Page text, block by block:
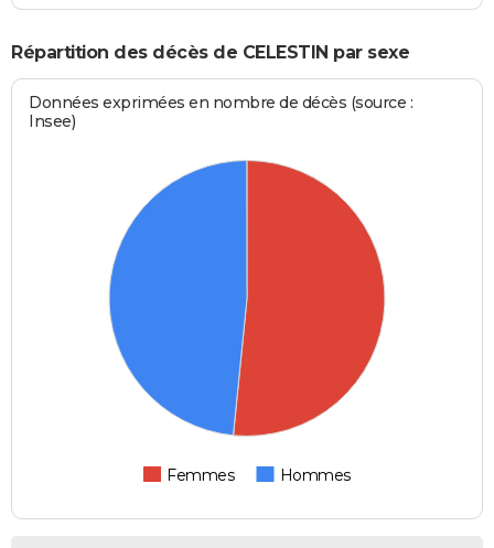
Répartition des décès de CELESTIN par sexe
Données exprimées en nombre de décès (source :
Insee)
Femmes Hommes